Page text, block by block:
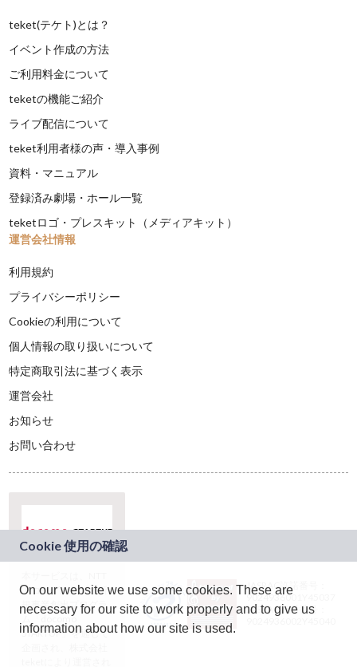
teket(テケト)とは？
イベント作成の方法
ご利用料金について
teketの機能ご紹介
ライブ配信について
teket利用者様の声・導入事例
資料・マニュアル
登録済み劇場・ホール一覧
teketロゴ・プレスキット（メディアキット）
運営会社情報
利用規約
プライバシーポリシー
Cookieの利用について
個人情報の取り扱いについて
特定商取引法に基づく表示
運営会社
お知らせ
お問い合わせ
ドコモグループの新
規事業創出プログラ
ム「docomo
STARTUP」を通じて
JASRAC許諾番号：
9024936001Y45037
JASRAC許諾番号：
On our website we use some cookies. These are
necessary for our site to work properly and to give us
information about how our site is used.